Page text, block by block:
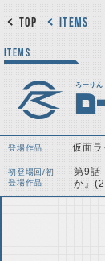
ITEMS
TOP
ITEMS
ろーりん
登場作品 仮面
初登場回/初
登場作品
第9話
か』